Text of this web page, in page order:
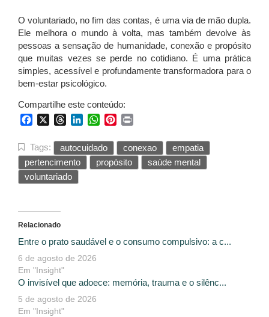
O voluntariado, no fim das contas, é uma via de mão dupla.
Ele melhora o mundo à volta, mas também devolve às
pessoas a sensação de humanidade, conexão e propósito
que muitas vezes se perde no cotidiano. É uma prática
simples, acessível e profundamente transformadora para o
bem-estar psicológico.
Compartilhe este conteúdo:
FacebookThreadsLinkedInWhatsApp
Pinterest
Tags: autocuidado conexao
empatia
pertencimento
propósito
saúde mental
voluntariado
Relacionado
Entre o prato saudável e o consumo compulsivo: a c...
6 de agosto de 2026
Em "Insight"
O invisível que adoece: memória, trauma e o silênc...
5 de agosto de 2026
Em "Insight"